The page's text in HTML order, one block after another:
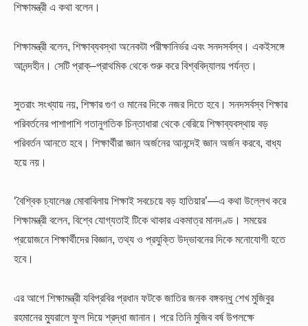
শিক্ষামন্ত্রী এ কথা বলেন।
শিক্ষামন্ত্রী বলেন, শিক্ষাব্যবস্থা অনেকটা পরীক্ষানির্ভর এবং সনদসর্বস্ব। একইসঙ্গে
আনন্দহীন। সেটি প্রাক্‌–প্রাথমিক থেকে শুরু করে বিশ্ববিদ্যালয় পর্যন্ত।
সুতরাং সংখ্যায় নয়, শিক্ষার গুণ ও মানের দিকে নজর দিতে হবে। সনদসর্বস্ব শিক্ষার
পরিবর্তনের পাশাপাশি গতানুগতিক চিন্তাধারা থেকে বেরিয়ে শিক্ষাব্যবস্থায় বড়
পরিবর্তন আনতে হবে। শিক্ষার্থীরা জ্ঞান অর্জনের আনন্দেই জ্ঞান অর্জন করবে, বাধ্য
হয়ে নয়।
‘বৈশ্বিক চ্যালেঞ্জ মোবাবিলায় শিক্ষাই সবচেয়ে বড় হাতিয়ার’—এ কথা উল্লেখ করে
শিক্ষামন্ত্রী বলেন, বিশ্বে যোগ্যতাই টিকে থাকার একমাত্র মানদণ্ড। সময়ের
প্রয়োজনে শিক্ষার্থীদের বিজ্ঞান, তথ্য ও প্রযুক্তি উদ্ভাবনের দিকে মনোযোগী হতে
হবে।
এর আগে শিক্ষামন্ত্রী যবিপ্রবির প্রধান ফটকে জাতির জনক বঙ্গবন্ধু শেখ মুজিবুর
রহমানের ম্যুরালে ফুল দিয়ে শ্রদ্ধা জানান। পরে তিনি মুজিব বর্ষ উপলক্ষে